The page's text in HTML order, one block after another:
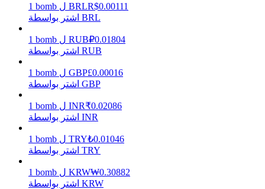
خنزير الطاقة
احصل على مكافآت تنافسية يوميًا
1 bomb ل BRLR$0.00111
اشتر بواسطة BRL
1 bomb ل RUB₽0.01804
اشتر بواسطة RUB
1 bomb ل GBP£0.00016
اشتر بواسطة GBP
1 bomb ل INR₹0.02086
اشتر بواسطة INR
1 bomb ل TRY₺0.01046
اشتر بواسطة TRY
1 bomb ل KRW₩0.30882
اشتر بواسطة KRW